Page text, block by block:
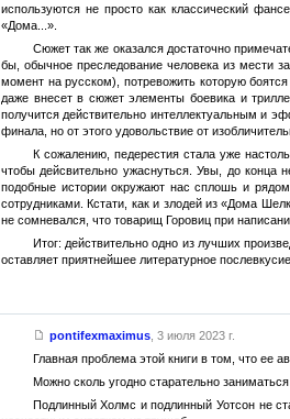
используются не просто как классический
«Дома...».
Сюжет так же оказался достаточно
бы, обычное преследование человека из мести
момент на русском), потревожить которую
даже внесет в сюжет элементы боевика и
получится действительно интеллектуальным и
финала, но от этого удовольствие от
К сожалению, педерестия стала уже
чтобы дейсвительно ужаснуться. Увы, до конца
подобные истории окружают нас сплошь и
сотрудниками. Кстати, как и злодей из «Дома
не сомневался, что товарищ Горовиц при
Итог: действительно одно из лучших
оставляет приятнейшее литературное
pontifexmaximus, 3 июля 2023 г.
Главная проблема этой книги в том, что ее
Можно сколь угодно старательно
Подлинный Холмс и подлинный Уотсон не